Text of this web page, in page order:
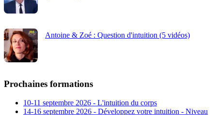
Antoine & Zoé : Question d'intuition (5 vidéos)
Prochaines formations
10-11 septembre 2026 - L'intuition du corps
14-16 septembre 2026 - Développez votre intuition - Niveau